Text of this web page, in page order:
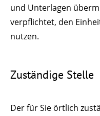
und Unterlagen
verpflichtet, den
nutzen.
Zuständige Stelle
Der für Sie örtlich